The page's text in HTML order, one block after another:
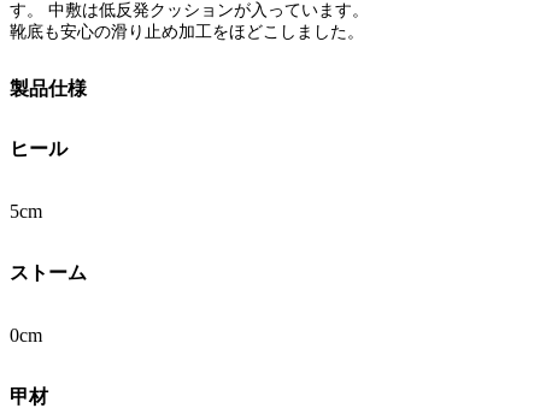
す。 中敷は低反発クッションが入っています。
靴底も安心の滑り止め加工をほどこしました。
製品仕様
ヒール
5cm
ストーム
0cm
甲材